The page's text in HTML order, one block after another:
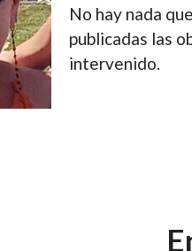
No hay nada
publicadas las
intervenido.